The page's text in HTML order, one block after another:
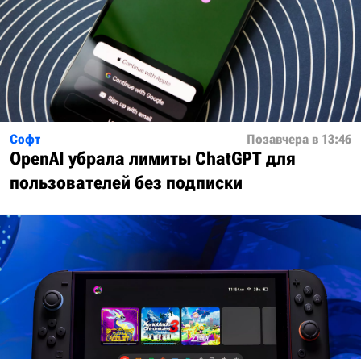
Софт Позавчера в 13:46
OpenAI убрала лимиты ChatGPT для
пользователей без подписки